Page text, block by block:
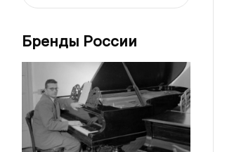
Бренды России